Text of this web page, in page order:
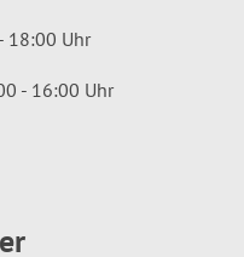
18:00 Uhr
- 16:00 Uhr